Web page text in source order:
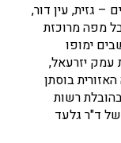
– גזית, עין דור,
מפה מרוכזת
ימופו
עמק יזרעאל,
בוסתן
רשות
של ד"ר גלעד